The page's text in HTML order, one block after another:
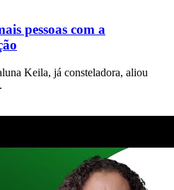
pessoas com a
Keila, já consteladora, aliou